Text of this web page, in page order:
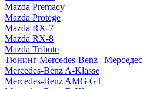
Mazda Premacy
Mazda Protege
Mazda RX-7
Mazda RX-8
Mazda Tribute
Тюнинг Mercedes-Benz | Мерседес
Mercedes-Benz A-Klasse
Mercedes-Benz AMG GT